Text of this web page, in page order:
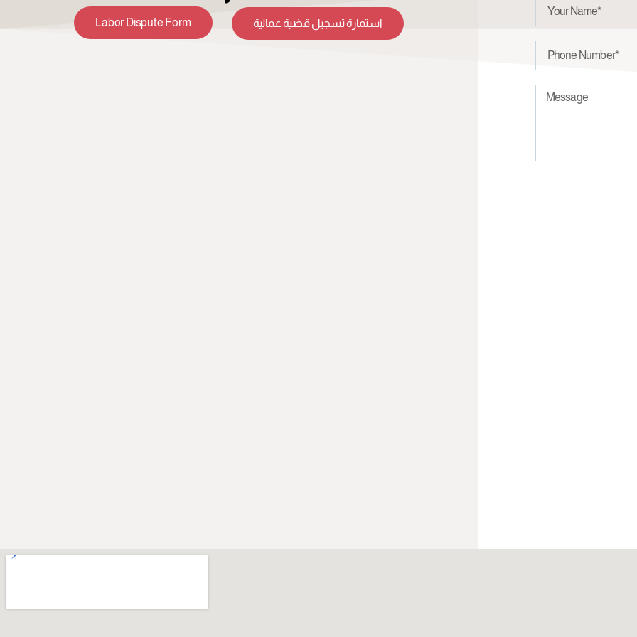
Labor Dispute Form استمارة تسجيل قضية عمالية